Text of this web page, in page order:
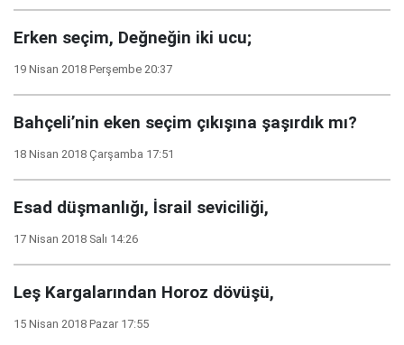
Erken seçim, Değneğin iki ucu;
19 Nisan 2018 Perşembe 20:37
Bahçeli’nin eken seçim çıkışına şaşırdık mı?
18 Nisan 2018 Çarşamba 17:51
Esad düşmanlığı, İsrail seviciliği,
17 Nisan 2018 Salı 14:26
Leş Kargalarından Horoz dövüşü,
15 Nisan 2018 Pazar 17:55